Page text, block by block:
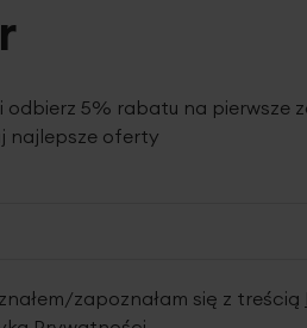
odbierz 5% rabatu na pierwsze
najlepsze oferty
zapoznałam się z treścią